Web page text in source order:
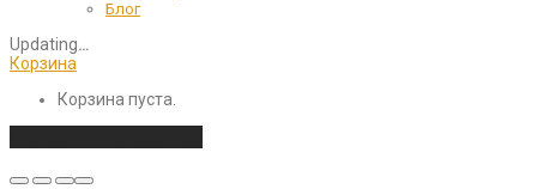
Блог
Updating…
Корзина
Корзина пуста.